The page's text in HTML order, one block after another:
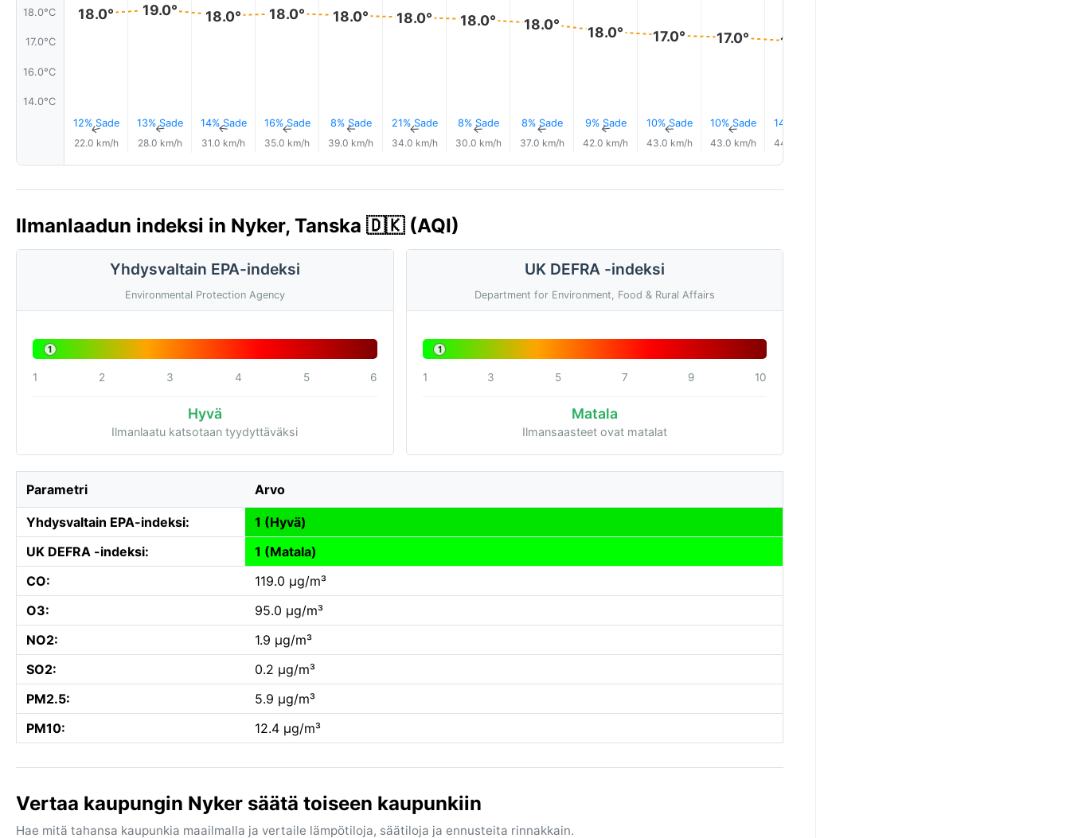
18.0°C
17.0°C
16.0°C
14.0°C
18.0°
12% Sade
↑
22.0 km/h
19.0°
13% Sade
↑
28.0 km/h
18.0°
14% Sade
↑
31.0 km/h
18.0°
16% Sade
↑
35.0 km/h
18.0°
8% Sade
↑
39.0 km/h
18.0°
21% Sade
↑
34.0 km/h
18.0°
8% Sade
↑
30.0 km/h
18.0°
8% Sade
↑
37.0 km/h
18.0°
9% Sade
↑
42.0 km/h
17.0°
10% Sade
↑
43.0 km/h
17.0°
10% Sade
↑
43.0 km/h
17.0°
14% Sade
44.0 km/h
Ilmanlaadun indeksi in Nyker, Tanska 🇩🇰 (AQI)
Yhdysvaltain EPA-indeksi
Environmental Protection Agency
1
1 2 3 4 5 6
Hyvä
Ilmanlaatu katsotaan tyydyttäväksi
UK DEFRA -indeksi
Department for Environment, Food & Rural Affairs
1
1 3 5 7 9 10
Matala
Ilmansaasteet ovat matalat
Parametri Arvo
Yhdysvaltain EPA-indeksi:
1 (Hyvä)
UK DEFRA -indeksi:
1 (Matala)
CO:
119.0 µg/m³
O3:
95.0 µg/m³
NO2:
1.9 µg/m³
SO2:
0.2 µg/m³
PM2.5:
5.9 µg/m³
PM10:
12.4 µg/m³
Vertaa kaupungin Nyker säätä toiseen kaupunkiin
Hae mitä tahansa kaupunkia maailmalla ja vertaile lämpötiloja, säätiloja ja ennusteita rinnakkain.